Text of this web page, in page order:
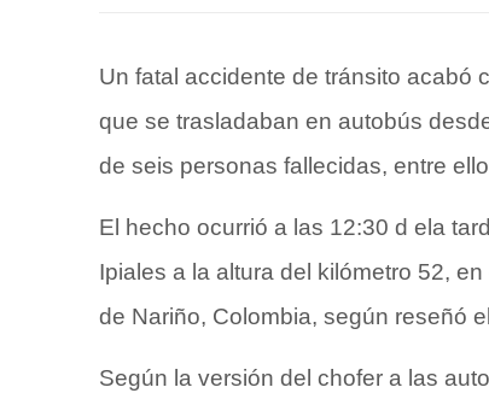
Un fatal accidente de tránsito acabó
que se trasladaban en autobús
de seis personas fallecidas, entre
El hecho ocurrió a las 12:30 d ela
Ipiales a la altura del kilómetro 52,
de Nariño, Colombia, según reseñó
Según la versión del chofer a las